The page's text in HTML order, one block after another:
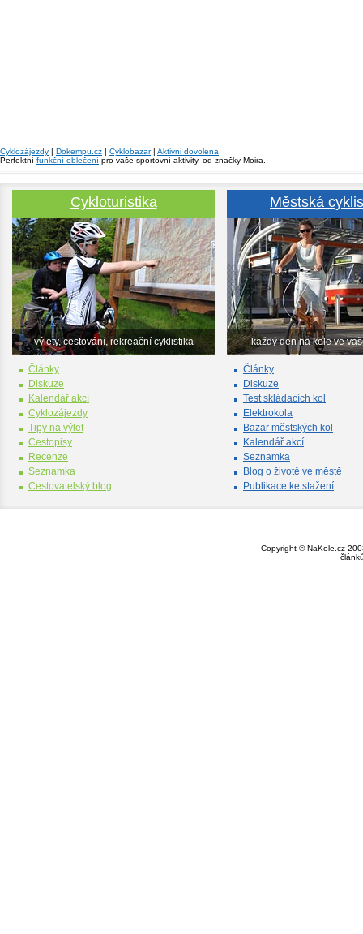
Cyklozájezdy | Dokempu.cz | Cyklobazar| Aktivni dovolená
Perfektní funkční oblečení pro vaše sportovní aktivity, od značky Moira.
Cykloturistika
výlety, cestování, rekreační cyklistika
Články
Diskuze
Kalendář akcí
Cyklozájezdy
Tipy na výlet
Cestopisy
Recenze
Seznamka
Cestovatelský blog
Městská
každý den na kole ve
Články
Diskuze
Test skládacích kol
Elektrokola
Bazar městských kol
Kalendář akcí
Seznamka
Blog o životě ve městě
Publikace ke stažení
Copyright © NaKole.cz